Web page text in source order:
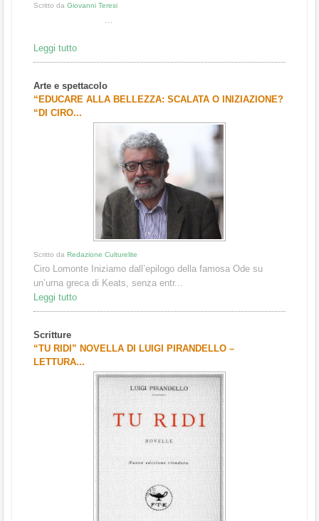
Scritto da Giovanni Teresi
Leggi tutto
Arte e spettacolo
“EDUCARE ALLA BELLEZZA: SCALATA O INIZIAZIONE?
“DI CIRO...
Scritto da Redazione Culturelite
Ciro Lomonte Iniziamo dall’epilogo della famosa Ode su
un’urna greca di Keats, senza entr...
Leggi tutto
Scritture
“TU RIDI” NOVELLA DI LUIGI PIRANDELLO –
LETTURA...